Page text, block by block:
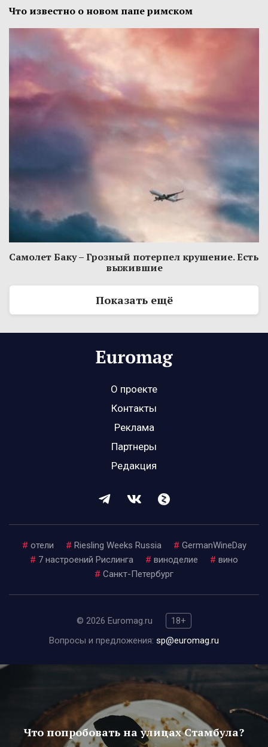
Что известно о новом папе римском
Самолет Баку – Грозный потерпел крушение. Есть
выжившие
Показать ещё
О проекте
Контакты
Реклама
Партнеры
Редакция
# отели # Riesling Weeks Russia # GermanWineDay
# 7 настроений Рислинга # виноделие # вино
# Санкт-Петербург
© 2026 Euromag.ru
18+
Вопросы и предложения: sp@euromag.ru
Что попробовать на улицах Стамбула?